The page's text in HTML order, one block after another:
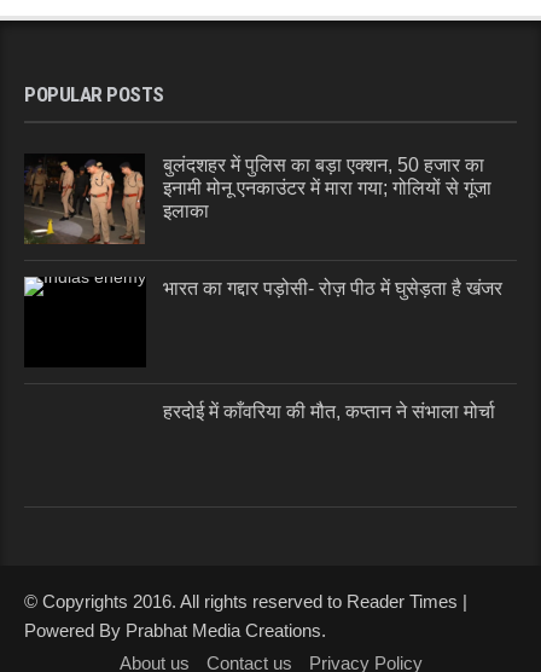
POPULAR POSTS
बुलंदशहर में पुलिस का बड़ा एक्शन, 50 हजार का
इनामी मोनू एनकाउंटर में मारा गया; गोलियों से गूंजा
इलाका
भारत का गद्दार पड़ोसी- रोज़ पीठ में घुसेड़ता है खंजर
हरदोई में काँवरिया की मौत, कप्तान ने संभाला मोर्चा
© Copyrights 2016. All rights reserved to Reader Times |
Powered By Prabhat Media Creations.
About us
Contact us Privacy Policy